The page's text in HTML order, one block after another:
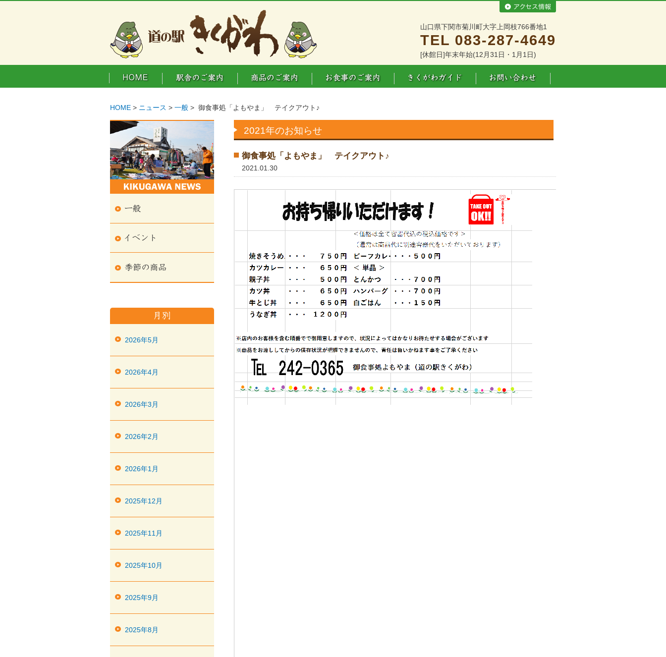
山口県下関市菊川町大字上岡枝766番地1
TEL 083-287-4649
[休館日]年末年始(12月31日・1月1日)
HOME > ニュース > 一般 > 御食事処「よもやま」 テイクアウト♪
2021年のお知らせ
御食事処「よもやま」 テイクアウト♪
2021.01.30
2026年5月
2026年4月
2026年3月
2026年2月
2026年1月
2025年12月
2025年11月
2025年10月
2025年9月
2025年8月